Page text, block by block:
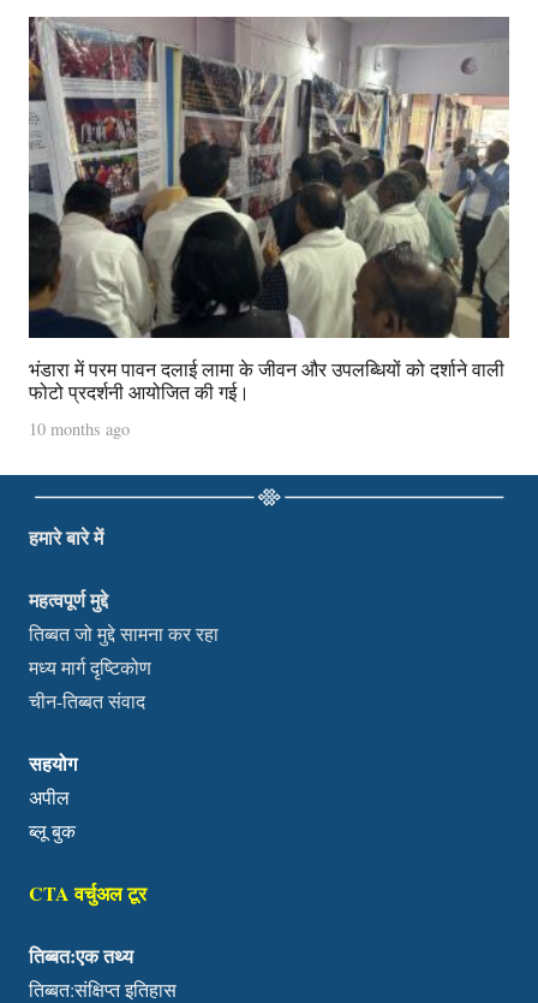
भंडारा में परम पावन दलाई लामा के जीवन और उपलब्धियों को दर्शाने वाली
फोटो प्रदर्शनी आयोजित की गई।
10 months ago
हमारे बारे में
महत्वपूर्ण मुद्दे
तिब्बत जो मुद्दे सामना कर रहा
मध्य मार्ग दृष्टिकोण
चीन-तिब्बत संवाद
सहयोग
अपील
ब्लू बुक
CTA वर्चुअल टूर
तिब्बत:एक तथ्य
तिब्बत:संक्षिप्त इतिहास